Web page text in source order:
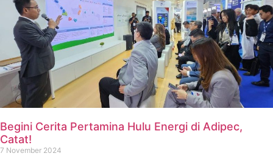
Begini Cerita Pertamina Hulu Energi di Adipec,
Catat!
7 November 2024